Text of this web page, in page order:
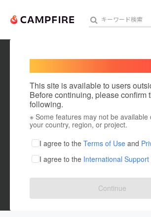
人気のプロジ
アート・写真
テクノロジー
映像・映画
ビジネス・
まちづくり
This site is available to users
Before continuing, please confirm
following.
※ Some features may not be available
your country, region, or project.
I agree to the Terms of Use and
I agree to the International Support
Continue